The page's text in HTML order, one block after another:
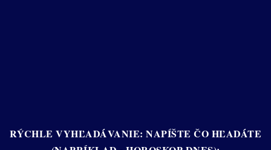
RÝCHLE VYHĽADÁVANIE: NAPÍŠTE ČO HĽADÁTE